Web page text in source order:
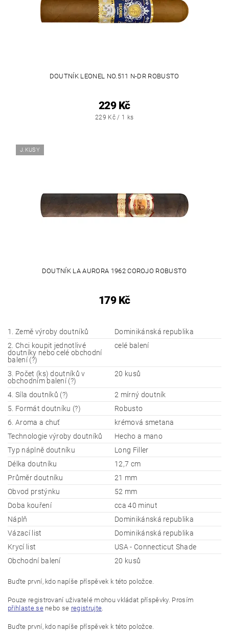
DOUTNÍK LEONEL NO.511 N-DR ROBUSTO
229 Kč
229 Kč / 1 ks
J.KUSY
DOUTNÍK LA AURORA 1962 COROJO ROBUSTO
179 Kč
1. Země výroby doutníků
Dominikánská republika
2. Chci koupit jednotlivé
doutníky nebo celé obchodní
balení (?)
celé balení
3. Počet (ks) doutníků v
obchodním balení (?)
20 kusů
4. Síla doutníků (?)
2 mírný doutník
5. Formát doutníku (?)
Robusto
6. Aroma a chuť
krémová smetana
Technologie výroby doutníků
Hecho a mano
Typ náplně doutníku
Long Filler
Délka doutníku
12,7 cm
Průměr doutníku
21 mm
Obvod prstýnku
52 mm
Doba kouření
cca 40 minut
Náplň
Dominikánská republika
Vázací list
Dominikánská republika
Krycí list
USA - Connecticut Shade
Obchodní balení
20 kusů
Buďte první, kdo napíše příspěvek k této položce.
Pouze registrovaní uživatelé mohou vkládat příspěvky. Prosím
přihlaste senebo se registrujte
Buďte první, kdo napíše příspěvek k této položce.